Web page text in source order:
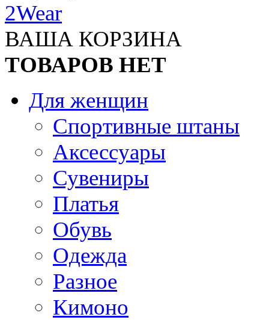
2Wear
ВАША КОРЗИНА
ТОВАРОВ НЕТ
Для женщин
Спортивные штаны
Аксессуары
Сувениры
Платья
Обувь
Одежда
Разное
Кимоно